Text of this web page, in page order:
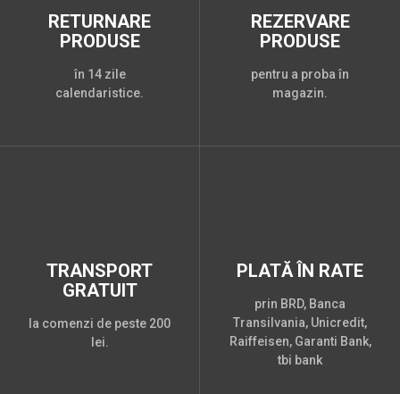
RETURNARE
PRODUSE
în 14 zile
calendaristice.
REZERVARE
PRODUSE
pentru a proba în
magazin.
TRANSPORT
GRATUIT
la comenzi de peste 200
lei.
PLATĂ ÎN RATE
prin BRD, Banca
Transilvania, Unicredit,
Raiffeisen, Garanti Bank,
tbi bank